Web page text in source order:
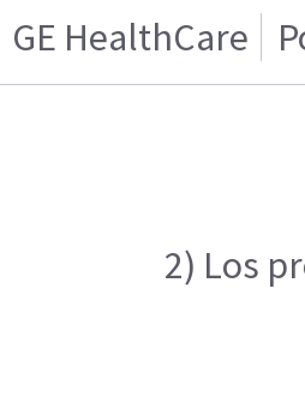
GE HealthCare
2) Los